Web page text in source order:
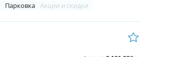
Парковка Акции и скидки